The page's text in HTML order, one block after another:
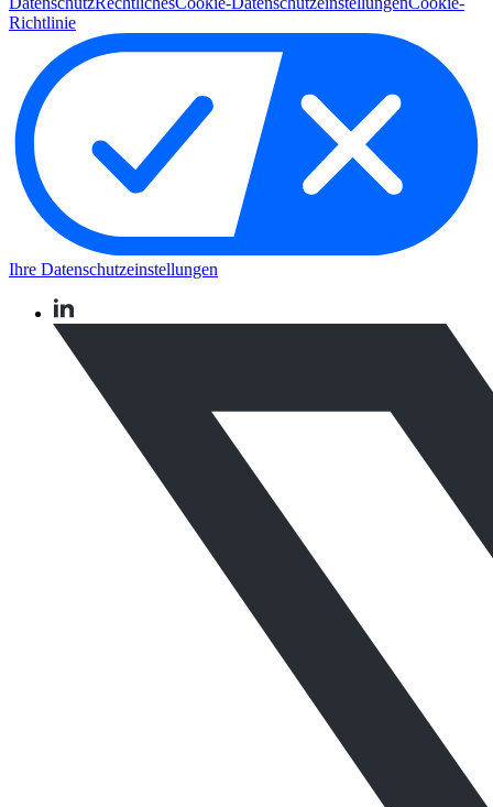
Richtlinie
Ihre Datenschutzeinstellungen